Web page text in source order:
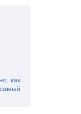
как